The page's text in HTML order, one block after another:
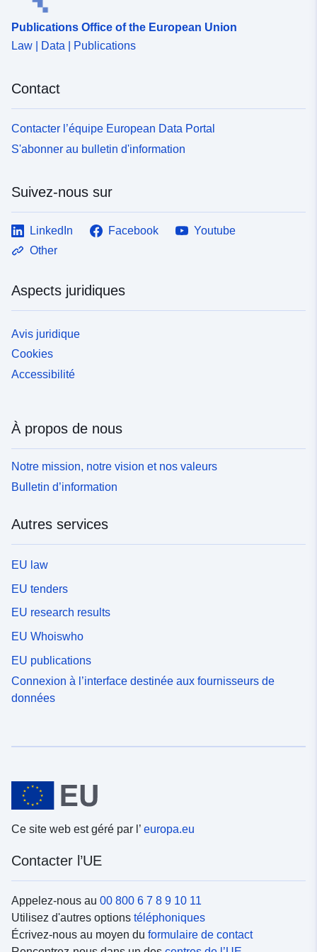
Publications Office of the European Union
Law | Data | Publications
Contact
Contacter l’équipe European Data Portal
S'abonner au bulletin d'information
Suivez-nous sur
LinkedIn Facebook
Youtube
Other
Aspects juridiques
Avis juridique
Cookies
Accessibilité
À propos de nous
Notre mission, notre vision et nos valeurs
Bulletin d’information
Autres services
EU law
EU tenders
EU research results
EU Whoiswho
EU publications
Connexion à l’interface destinée aux fournisseurs de
données
Ce site web est géré par l’ europa.eu
Contacter l’UE
Appelez-nous au 00 800 6 7 8 9 10 11
Utilisez d'autres options téléphoniques
Écrivez-nous au moyen du formulaire de contact